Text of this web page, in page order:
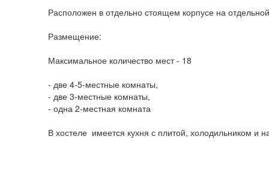
Расположен в отдельно стоящем корпусе на
Размещение:
Максимальное количество мест - 18
- две 4-5-местные комнаты,
- две 3-местные комнаты,
- одна 2-местная комната
В хостеле имеется кухня с плитой, холодильником и